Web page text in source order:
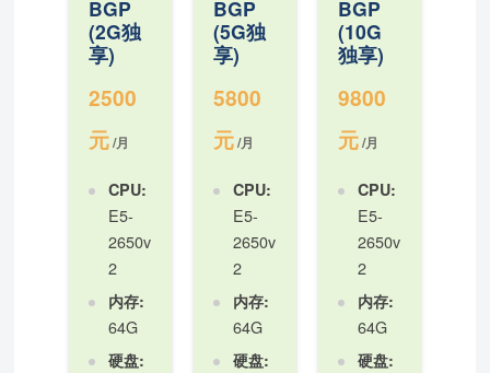
BGP
(2G独
享)
2500
元/月
CPU:
E5-
2650v
2
内存:
64G
硬盘:
BGP
(5G独
享)
5800
元/月
CPU:
E5-
2650v
2
内存:
64G
硬盘:
BGP
(10G
独享)
9800
元/月
CPU:
E5-
2650v
2
内存:
64G
硬盘: